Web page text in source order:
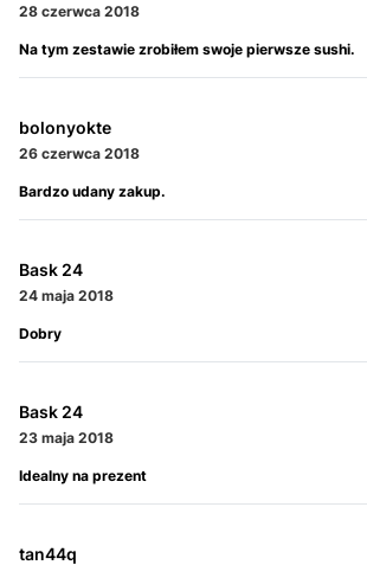
28 czerwca 2018
Na tym zestawie zrobiłem swoje pierwsze sushi.
bolonyokte
26 czerwca 2018
Bardzo udany zakup.
Bask 24
24 maja 2018
Dobry
Bask 24
23 maja 2018
Idealny na prezent
tan44q